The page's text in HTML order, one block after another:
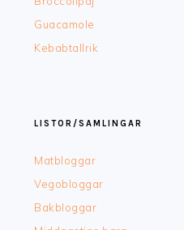
Guacamole
Kebabtallrik
LISTOR/SAMLINGAR
Matbloggar
Vegobloggar
Bakbloggar